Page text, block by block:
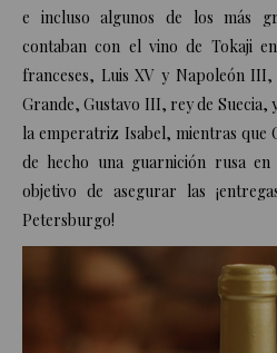
e incluso algunos de los más
contaban con el vino de Tokaji
franceses, Luis XV y Napoleón
Grande, Gustavo III, rey de Suecia,
la emperatriz Isabel, mientras que
de hecho una guarnición rusa
objetivo de asegurar las
Petersburgo!